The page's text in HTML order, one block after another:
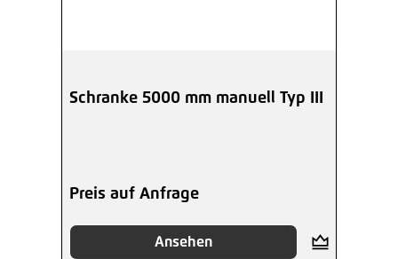
Schranke 5000 mm manuell Typ III
Preis auf Anfrage
Ansehen